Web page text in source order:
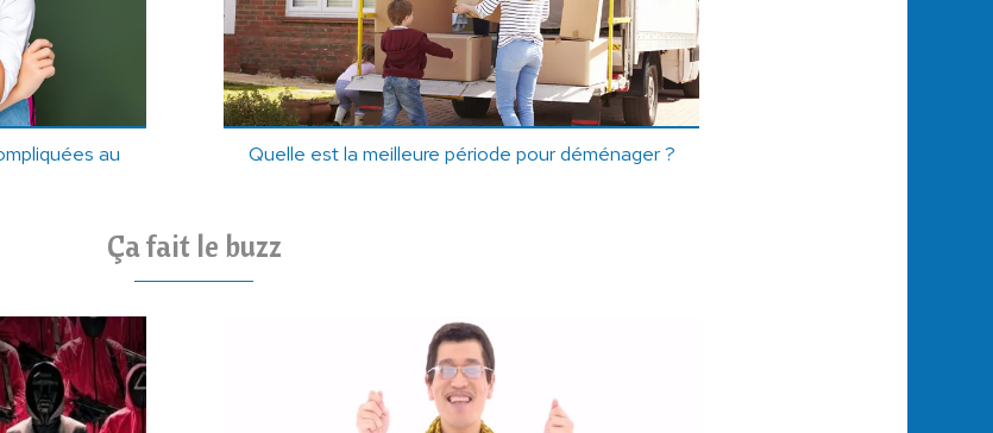
au
Quelle est la meilleure période pour déménager ?
Ça fait le buzz